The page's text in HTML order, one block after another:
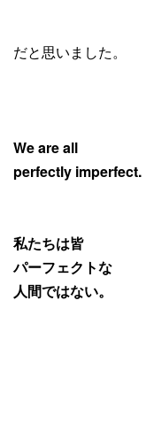
だと思いました。
We are all
perfectly imperfect.
私たちは皆
パーフェクトな
人間ではない。